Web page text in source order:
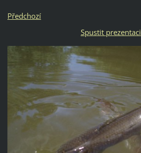
Předchozí
Spustit prezentaci